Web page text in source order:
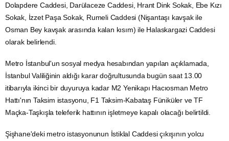
Dolapdere Caddesi, Darülaceze Caddesi, Hrant Dink Sokak, Ebe Kızı
Sokak, İzzet Paşa Sokak, Rumeli Caddesi (Nişantaşı kavşak ile
Osman Bey kavşak arasında kalan kısım) ile Halaskargazi Caddesi
olarak belirlendi.
Metro İstanbul'un sosyal medya hesabından yapılan açıklamada,
İstanbulValiliğinin aldığı karar doğrultusunda bugün saat 13.00
itibarıyla ikinci bir duyuruya kadar M2 Yenikapı Hacıosman Metro
Hattı'nın Taksim istasyonu, F1 Taksim-Kabataş Füniküler ve TF
Maçka-Taşkışla teleferik hattının işletmeye kapalı olacağı belirtildi.
Şişhane'deki metro istasyonunun İstiklal Caddesi çıkışının yolcu